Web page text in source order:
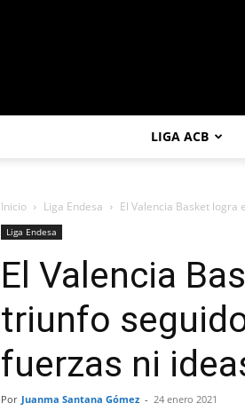
LIGA ACB
Inicio Liga Endesa El Valencia Basket logra
Liga Endesa
El Valencia
triunfo
fuerzas ni
Por Juanma Santana Gómez - 24 enero 2021